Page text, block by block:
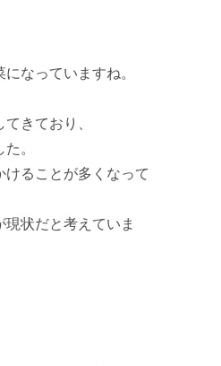
なっていますね。
きており、
。
ることが多くなって
状だと考えていま